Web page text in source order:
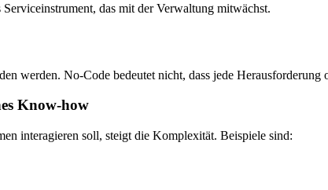
das mit der Verwaltung mitwächst.
werden. No-Code bedeutet nicht, dass jede Herausforderung
Know-how
interagieren soll, steigt die Komplexität. Beispiele sind: